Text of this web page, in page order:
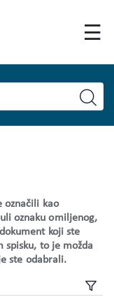
označili kao
oznaku omiljenog,
koji ste
spisku, to je možda
ste odabrali.